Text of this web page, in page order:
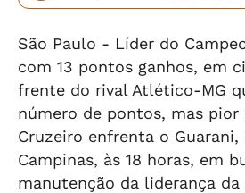
São Paulo - Líder do
com 13 pontos ganhos, em
frente do rival Atlético-MG
número de pontos, mas pior
Cruzeiro enfrenta o Guarani,
Campinas, às 18 horas, em
manutenção da liderança